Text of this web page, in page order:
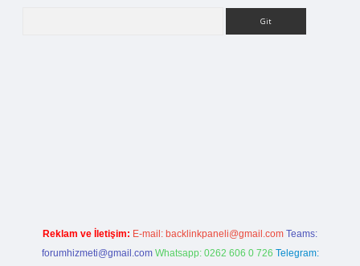
Reklam ve İletişim: E-mail: backlinkpaneli@gmail.com Teams:
forumhizmeti@gmail.com Whatsapp: 0262 606 0 726 Telegram: